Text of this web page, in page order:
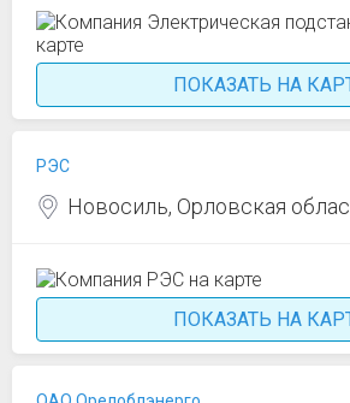
ПОКАЗАТЬ НА
РЭС
Новосиль, Орловская
ПОКАЗАТЬ НА